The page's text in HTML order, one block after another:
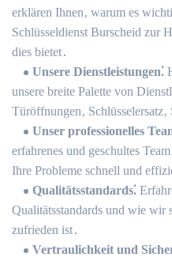
erklären Ihnen‚ warum es
Schlüsseldienst Burscheid zur
dies bietet․
Unsere Dienstleistungen⁚
unsere breite Palette von
Türöffnungen‚
Unser professionelles
erfahrenes und geschultes
Ihre Probleme schnell und
Qualitätsstandards⁚
Qualitätsstandards und wie wir
zufrieden ist․
Vertraulichkeit und